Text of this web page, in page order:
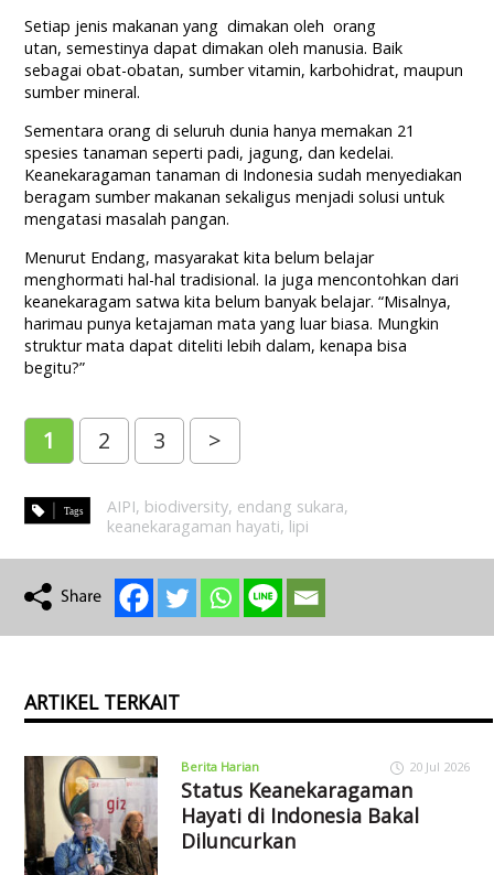
Setiap jenis makanan yang dimakan oleh orang
utan, semestinya dapat dimakan oleh manusia. Baik
sebagai obat-obatan, sumber vitamin, karbohidrat, maupun
sumber mineral.
Sementara orang di seluruh dunia hanya memakan 21
spesies tanaman seperti padi, jagung, dan kedelai.
Keanekaragaman tanaman di Indonesia sudah menyediakan
beragam sumber makanan sekaligus menjadi solusi untuk
mengatasi masalah pangan.
Menurut Endang, masyarakat kita belum belajar
menghormati hal-hal tradisional. Ia juga mencontohkan dari
keanekaragam satwa kita belum banyak belajar. “Misalnya,
harimau punya ketajaman mata yang luar biasa. Mungkin
struktur mata dapat diteliti lebih dalam, kenapa bisa
begitu?”
1 2 3 >
AIPI, biodiversity, endang sukara,
keanekaragaman hayati, lipi
ARTIKEL TERKAIT
Berita Harian 20 Jul 2026
Status Keanekaragaman
Hayati di Indonesia Bakal
Diluncurkan